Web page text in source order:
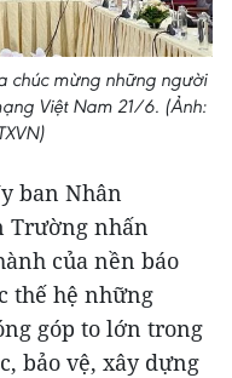
chúc mừng những người
Việt Nam 21/6. (Ảnh:
ban Nhân
Trường nhấn
của nền báo
thế hệ những
góp to lớn trong
bảo vệ, xây dựng